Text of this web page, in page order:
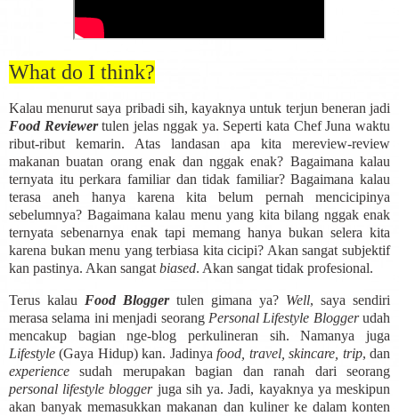
What do I think?
Kalau menurut saya pribadi sih, kayaknya untuk terjun beneran jadi
Food Reviewertulen jelas nggak ya. Seperti kata Chef Juna waktu
ribut-ribut kemarin. Atas landasan apa kita mereview-review
makanan buatan orang enak dan nggak enak? Bagaimana kalau
ternyata itu perkara familiar dan tidak familiar? Bagaimana kalau
terasa aneh hanya karena kita belum pernah mencicipinya
sebelumnya? Bagaimana kalau menu yang kita bilang nggak enak
ternyata sebenarnya enak tapi memang hanya bukan selera kita
karena bukan menu yang terbiasa kita cicipi? Akan sangat subjektif
kan pastinya. Akan sangat biased. Akan sangat tidak profesional.
Terus kalau Food Bloggertulen gimana ya? Well, saya sendiri
merasa selama ini menjadi seorang Personal Lifestyle Bloggerudah
mencakup bagian nge-blog perkulineran sih. Namanya juga
Lifestyle (Gaya Hidup) kan. Jadinyafood, travel, skincare, trip, dan
experience sudah merupakan bagian dan ranah dari seorang
personal lifestyle bloggerjuga sih ya. Jadi, kayaknya ya meskipun
akan banyak memasukkan makanan dan kuliner ke dalam konten